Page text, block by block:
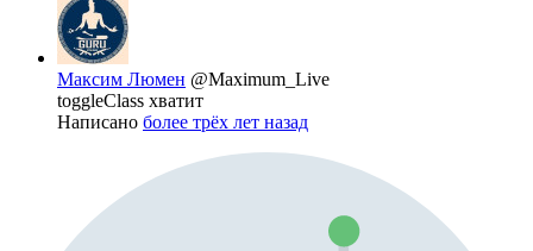
Максим Люмен @Maximum_Live
toggleClass хватит
Написано более трёх лет назад